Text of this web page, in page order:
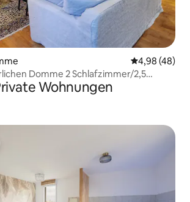
4,98 (48)
Domme 2 Schlafzimmer/2,5
Wohnungen